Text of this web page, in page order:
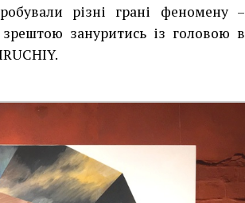
різні грані феномену –
зрештою зануритись із головою в
.